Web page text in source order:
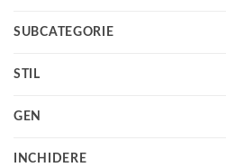
SUBCATEGORIE
STIL
GEN
INCHIDERE